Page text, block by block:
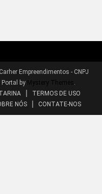
Empreendimentos - CNPJ
by Mystery Themes .
TERMOS DE USO
NÓS CONTATE-NOS